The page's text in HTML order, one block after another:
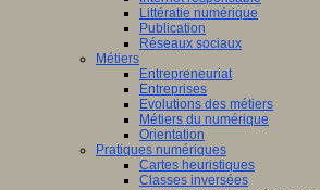
Littératie numérique
Publication
Réseaux sociaux
Métiers
Entrepreneuriat
Entreprises
Evolutions des métiers
Métiers du numérique
Orientation
Pratiques numériques
Cartes heuristiques
Classes inversées